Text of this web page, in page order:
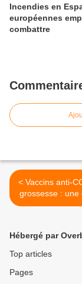
Incendies en
européennes
combattre
< Vaccins anti-COVID-19 et
grossesse : une
Hébergé par
Top articles
Pages